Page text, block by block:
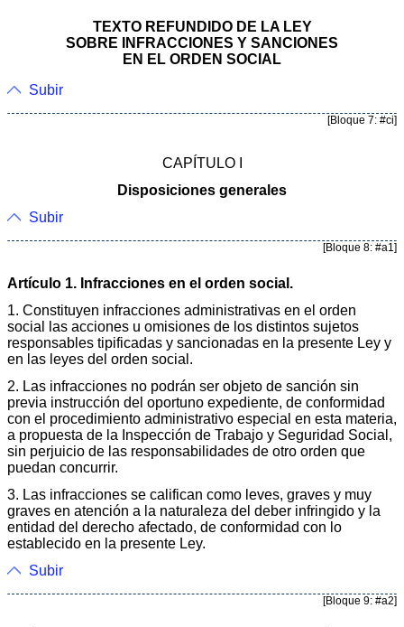
TEXTO REFUNDIDO DE LA LEY
SOBRE INFRACCIONES Y SANCIONES
EN EL ORDEN SOCIAL
Subir
[Bloque 7: #ci]
CAPÍTULO I
Disposiciones generales
Subir
[Bloque 8: #a1]
Artículo 1. Infracciones en el orden social.
1. Constituyen infracciones administrativas en el orden
social las acciones u omisiones de los distintos sujetos
responsables tipificadas y sancionadas en la presente Ley y
en las leyes del orden social.
2. Las infracciones no podrán ser objeto de sanción sin
previa instrucción del oportuno expediente, de conformidad
con el procedimiento administrativo especial en esta materia,
a propuesta de la Inspección de Trabajo y Seguridad Social,
sin perjuicio de las responsabilidades de otro orden que
puedan concurrir.
3. Las infracciones se califican como leves, graves y muy
graves en atención a la naturaleza del deber infringido y la
entidad del derecho afectado, de conformidad con lo
establecido en la presente Ley.
Subir
[Bloque 9: #a2]